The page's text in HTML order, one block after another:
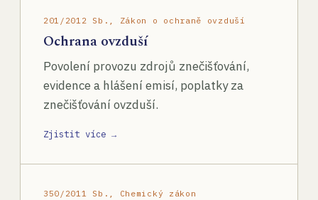
201/2012 Sb., Zákon o ochraně ovzduší
Ochrana ovzduší
Povolení provozu zdrojů znečišťování,
evidence a hlášení emisí, poplatky za
znečišťování ovzduší.
Zjistit více →
350/2011 Sb., Chemický zákon